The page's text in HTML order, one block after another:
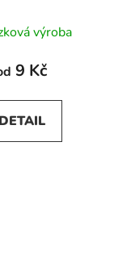
výroba
9 Kč
DETAIL